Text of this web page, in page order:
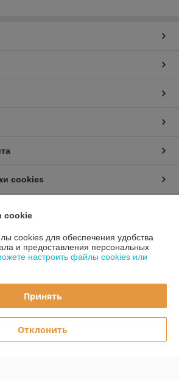
cookies
«Первый лодочный»
пом. 16, 220019
cookie
cookies для обеспечения удобства
и предоставления персональных
настроить файлы cookies или
Принять
Отклонить